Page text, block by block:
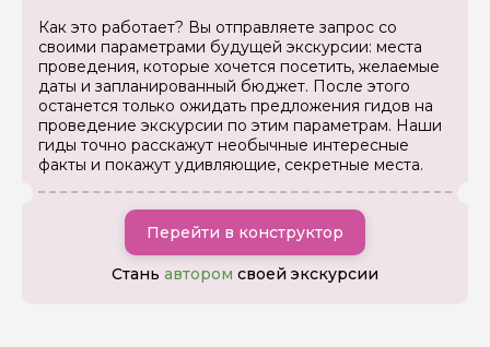
Как это работает? Вы отправляете запрос со
своими параметрами будущей экскурсии: места
проведения, которые хочется посетить, желаемые
даты и запланированный бюджет. После этого
останется только ожидать предложения гидов на
проведение экскурсии по этим параметрам. Наши
гиды точно расскажут необычные интересные
факты и покажут удивляющие, секретные места.
Перейти в конструктор
Стань автором своей экскурсии
Ваша электронная почта
Ваш номер телефона
Вопросы и комментарии
Если у вас есть интересующие вопросы, можете их